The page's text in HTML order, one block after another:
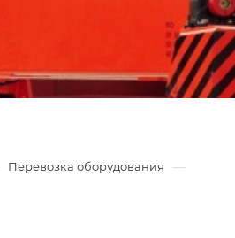
Перевозка оборудования —